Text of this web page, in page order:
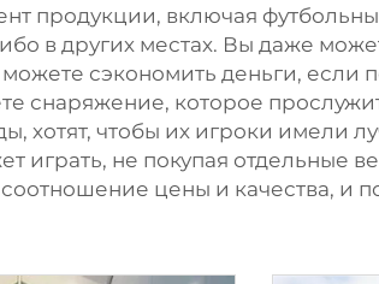
продукции, включая
в других местах. Вы даже
сэкономить деньги, если
снаряжение, которое
хотят, чтобы их игроки имели
играть, не покупая отдельные
цены и качества, и